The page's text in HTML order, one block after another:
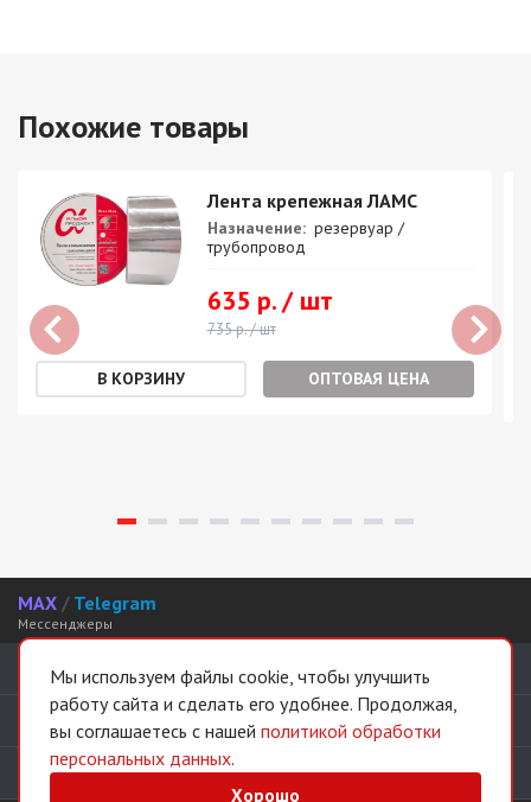
Похожие товары
Лента крепежная ЛАМС
Назначение: резервуар /
трубопровод
635 р. / шт
735 р. / шт
ОПТОВАЯ ЦЕНА
MAX / Telegram
Мессенджеры
Интернет-магазин
Информация
Покупателям
Мы используем файлы cookie, чтобы улучшить
работу сайта и сделать его удобнее. Продолжая,
вы соглашаетесь с нашей политикой обработки
персональных данных.
Хорошо